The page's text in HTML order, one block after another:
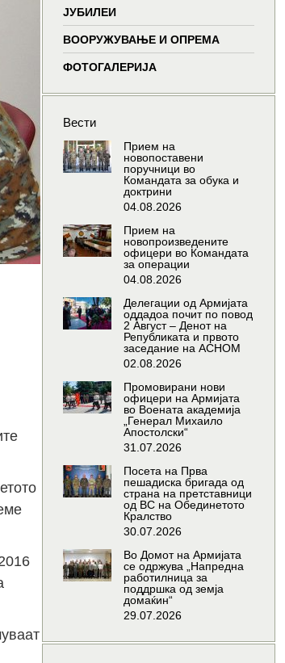
ЈУБИЛЕИ
ВООРУЖУВАЊЕ И ОПРЕМА
ФОТОГАЛЕРИЈА
Вести
Прием на
новопоставени
поручници во
Командата за обука и
доктрини
04.08.2026
Прием на
новопроизведените
офицери во Командата
за операции
04.08.2026
Делегации од Армијата
оддадоа почит по повод
2 Август – Денот на
Републиката и првото
заседание на АСНОМ
02.08.2026
Промовирани нови
офицери на Армијата
во Воената академија
„Генерал Михаило
Апостолски“
31.07.2026
Посета на Прва
пешадиска бригада од
страна на претставници
од ВС на Обединетото
Кралство
30.07.2026
Во Домот на Армијата
се одржува „Напредна
работилница за
поддршка од земја
домаќин“
29.07.2026